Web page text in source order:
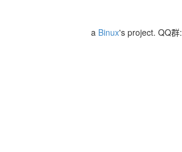
a Binux's project. QQ群: